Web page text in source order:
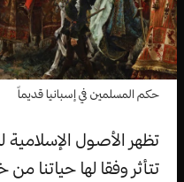
حكم المسلمين في إسبانيا قديماً
تظهر الأصول الإسلامية
تتأثر وفقا لها حياتنا من